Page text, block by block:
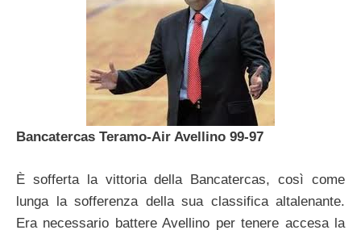
Bancatercas Teramo-Air Avellino 99-97
È sofferta la vittoria della Bancatercas, così come
lunga la sofferenza della sua classifica altalenante.
Era necessario battere Avellino per tenere accesa la